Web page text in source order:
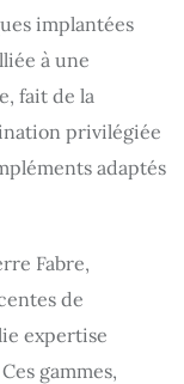
implantées
à une
fait de la
privilégiée
adaptés
Fabre,
de
expertise
gammes,